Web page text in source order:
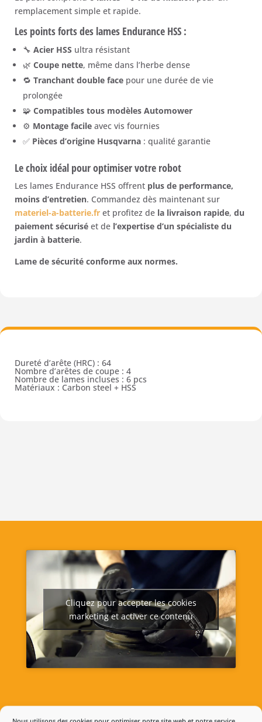
remplacement simple et rapide.
Les points forts des lames Endurance HSS :
🔧 Acier HSS ultra résistant
🌿 Coupe nette, même dans l’herbe dense
🔁 Tranchant double face pour une durée de vie
prolongée
🧩 Compatibles tous modèles Automower
⚙️ Montage facile avec vis fournies
✅ Pièces d’origine Husqvarna : qualité garantie
Le choix idéal pour optimiser votre robot
Les lames Endurance HSS offrent plus de performance,
moins d’entretien. Commandez dès maintenant sur
materiel-a-batterie.fr et profitez de la livraison rapide, du
paiement sécurisé et de l’expertise d’un spécialiste du
jardin à batterie.
Lame de sécurité conforme aux normes.
Dureté d’arête (HRC) : 64
Nombre d’arêtes de coupe : 4
Nombre de lames incluses : 6 pcs
Matériaux : Carbon steel + HSS
Cliquez pour accepter les cookies
marketing et activer ce contenu